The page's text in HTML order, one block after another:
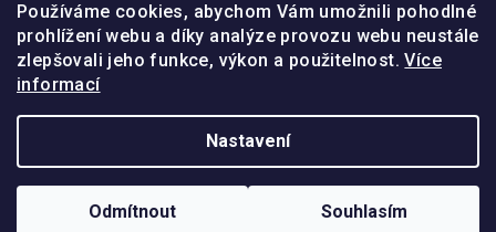
Používáme cookies, abychom Vám umožnili pohodlné
prohlížení webu a díky analýze provozu webu neustále
zlepšovali jeho funkce, výkon a použitelnost.Více
informací
Nastavení
Odmítnout Souhlasím
Kontakty
O nás
I&M Elegant